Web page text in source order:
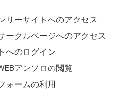
リーサイトへのアクセス
ークルページへのアクセス
へのログイン
アンソロの閲覧
ォームの利用